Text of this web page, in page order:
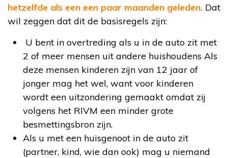
hetzelfde als een een paar maanden geleden. Dat
wil zeggen dat dit de basisregels zijn:
U bent in overtreding als u in de auto zit met
2 of meer mensen uit andere huishoudens Als
deze mensen kinderen zijn van 12 jaar of
jonger mag het wel, want voor kinderen
wordt een uitzondering gemaakt omdat zij
volgens het RIVM een minder grote
besmettingsbron zijn.
Als u met een huisgenoot in de auto zit
(partner, kind, wie dan ook) mag u niemand